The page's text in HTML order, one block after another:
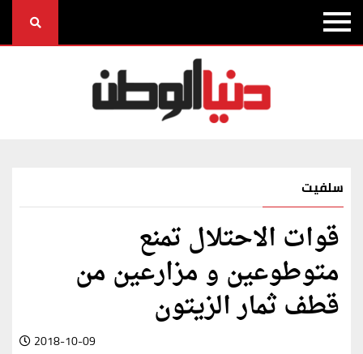
سلفيت
قوات الاحتلال تمنع
متوطوعين و مزارعين من
قطف ثمار الزيتون
2018-10-09